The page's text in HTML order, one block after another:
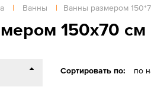
| Ванны | Ванны размером
150х70 см
Сортировать по: по